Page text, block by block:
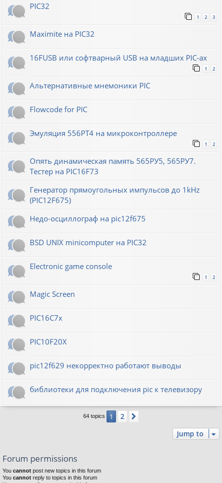
PIC32
1 2 3
Maximite на PIC32
16FUSB или софтварный USB на младших PIC-ах
1 2
Альтернативные мнемоники PIC
Flowcode for PIC
Эмуляция 556РТ4 на микроконтроллере
1 2
Опять динамическая память 565РУ5, 565РУ7.
Тестер на PIC16F73
Генератор прямоугольных импульсов до 1kHz
(PIC12F675)
Недо-осциллограф на pic12f675
BSD UNIX minicomputer на PIC32
Electronic game console
1 2
Magic Screen
PIC16C7x
PIC10F20Х
pic12f629 некорректно работают выводы
библиотеки для подключения pic к телевизору
64 topics 1 2
Jump to
Forum permissions
You cannot post new topics in this forum
You cannot reply to topics in this forum